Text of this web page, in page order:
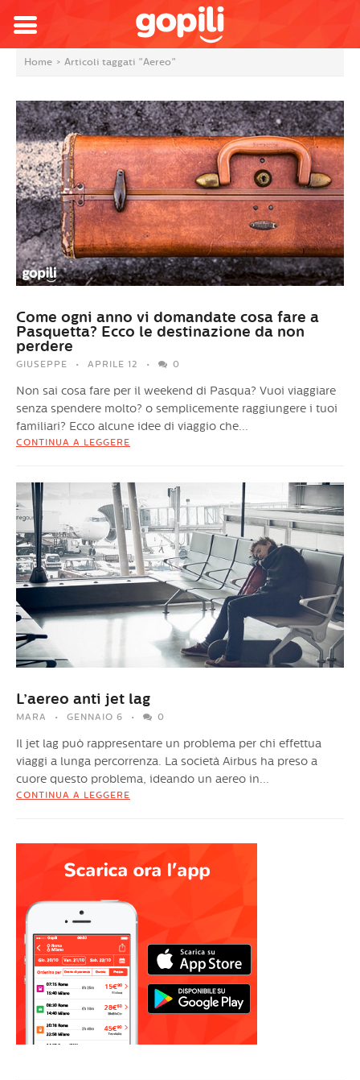
Home > Articoli taggati "Aereo"
Come ogni anno vi domandate cosa fare a
Pasquetta? Ecco le destinazione da non
perdere
GIUSEPPE APRILE 12 0
Non sai cosa fare per il weekend di Pasqua? Vuoi viaggiare
senza spendere molto? o semplicemente raggiungere i tuoi
familiari? Ecco alcune idee di viaggio che...
CONTINUA A LEGGERE
L’aereo anti jet lag
MARA GENNAIO 6 0
Il jet lag può rappresentare un problema per chi effettua
viaggi a lunga percorrenza. La società Airbus ha preso a
cuore questo problema, ideando un aereo in...
CONTINUA A LEGGERE